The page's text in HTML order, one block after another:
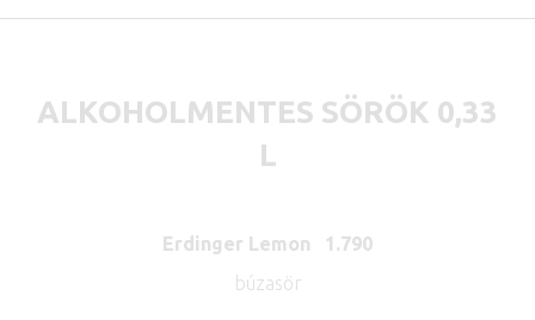
ALKOHOLMENTES SÖRÖK 0,33
L
Erdinger Lemon 1.790
búzasör